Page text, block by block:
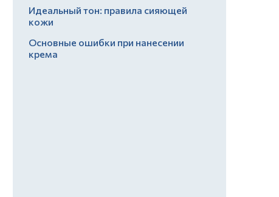
Идеальный тон: правила сияющей
кожи
Основные ошибки при нанесении
крема